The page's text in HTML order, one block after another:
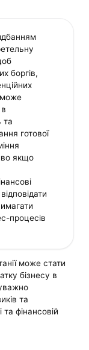
боргів,
може
та
готової
якщо
процесів
може стати
бізнесу в
та
фінансовій